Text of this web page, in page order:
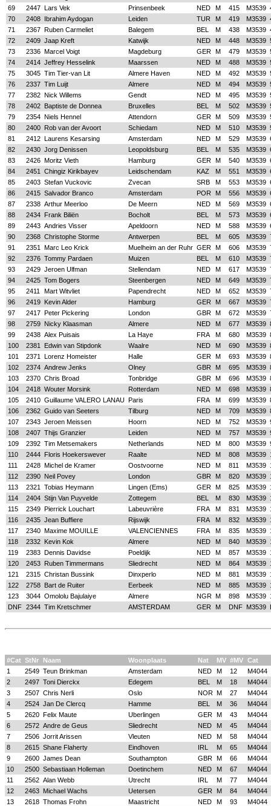
69
2447 Lars Vek Prinsenbeek NED M 415 M3539
70
2408 Ibrahim Aydogan Leiden TUR M 419 M3539
71
2367 Ruben Carmeliet Balegem BEL M 438 M3539
72
2409 Jaap Kreft Katwijk NED M 448 M3539
73
2336 Marcel Voigt Magdeburg GER M 479 M3539
74
2414 Jeffrey Hesselink Maarssen NED M 488 M3539
75
3045 Tim Tier-van Lit Almere Haven NED M 492 M3539
76
2337 Tim Luijt Almere NED M 494 M3539
77
2382 Nick Willems Gendt NED M 495 M3539
78
2402 Baptiste de Donnea Bruxelles BEL M 502 M3539
79
2354 Niels Hennel Attendorn GER M 509 M3539
80
2400 Rob van der Avoort Schiedam NED M 510 M3539
81
2412 Laurens Kesarsing Amsterdam NED M 529 M3539
82
2430 Jorg Denissen Leopoldsburg BEL M 535 M3539
83
2426 Moritz Vieth Hamburg GER M 540 M3539
84
2451 Chingiz Kirikbayev Leidschendam KAZ M 551 M3539
85
2403 Stefan Vuckovic Zvecan SRB M 553 M3539
86
2415 Salvador Branco Amsterdam POR M 556 M3539
87
2338 Arthur Meerloo De Meern NED M 569 M3539
88
2434 Frank Biliën Bocholt BEL M 573 M3539
89
2443 Andries Visser Apeldoorn NED M 588 M3539
90
2368 Christophe Storme Antwerpen BEL M 605 M3539
91
2351 Marc Leo Krick Muelheim an der Ruhr GER M 606 M3539
92
2376 Tommy Pardaen Muizen BEL M 610 M3539
93
2429 Jeroen Ulfman Stellendam NED M 617 M3539
94
2425 Tom Bogers Steenbergen NED M 649 M3539
95
2411 Mart Witvliet Papendrecht NED M 652 M3539
96
2419 Kevin Alder Hamburg GER M 667 M3539
97
2417 Peter Pickering London GBR M 672 M3539
98
2759 Nicky Klaasman Almere NED M 677 M3539
99
2438 Alex Puisais La Haye FRA M 680 M3539
100
2381 Edwin van Stipdonk Waalre NED M 690 M3539
101
2371 Lorenz Homeister Halle GER M 693 M3539
102
2374 Andrew Jenks Olney GBR M 695 M3539
103
2370 Chris Broad Tonbridge GBR M 696 M3539
104
2418 Wouter Morsink Rotterdam NED M 698 M3539
105
2410 Guillaume VALERO LANAU Paris FRA M 699 M3539
106
2362 Guido van Seeters Tilburg NED M 709 M3539
107
2343 Jeroen Meissen Hoorn NED M 752 M3539
108
2407 Thijs Granzier Leiden NED M 757 M3539
109
2392 Tim Metsemakers Netherlands NED M 800 M3539
110
2444 Floris Hoekerswever Raalte NED M 808 M3539
111
2428 Michel de Kramer Oostvoorne NED M 811 M3539
112
2390 Neil Povey London GBR M 820 M3539
113
2321 Tobias Heymann Lingen (Ems) GER M 825 M3539
114
2404 Stijn Van Puyvelde Zottegem BEL M 830 M3539
115
2349 Pierrick Louchart Labeuvrière FRA M 831 M3539
116
2435 Jean Buffiere Rijswijk FRA M 832 M3539
117
2340 Maxime MOUILLE VALENCIENNES FRA M 835 M3539
118
2332 Kevin Kok Almere NED M 840 M3539
119
2383 Dennis Davidse Poeldijk NED M 857 M3539
120
2453 Ruben Timmermans Sliedrecht NED M 864 M3539
121
2315 Christan Bussink Dinxperlo NED M 881 M3539
122
2758 Bart de Ruiter Eerbeek NED M 885 M3539
123
3044 Omololu Bajulaiye Almere NGR M 898 M3539
DNF 2344 Tim Kretschmer AMSTERDAM GER M DNF M3539
#Cat StNr Naam Woonplaats Nat MV #MV Cat
1
2549 Teun Brinkman Amsterdam NED M 12
M4044
2
2497 Toni Dierckx Edegem BEL M 18
M4044
3
2507 Chris Nerli Oslo NOR M 27
M4044
4
2524 Jan De Clercq Hamme BEL M 36
M4044
5
2620 Felix Maute Uberlingen GER M 43
M4044
6
2572 Andre de Geus Sliedrecht NED M 45
M4044
7
2506 Jorrit Arissen Vleuten NED M 58
M4044
8
2615 Shane Flaherty Eindhoven IRL M 65
M4044
9
2600 James Dean Southampton GBR M 66
M4044
10
2500 Sebastiaan Holleman Doetinchem NED M 67
M4044
11
2562 Alan Webb Utrecht IRL M 77
M4044
12
2463 Michael Wachs Uetersen GER M 84
M4044
13
2618 Thomas Frohn Maastricht NED M 93
M4044